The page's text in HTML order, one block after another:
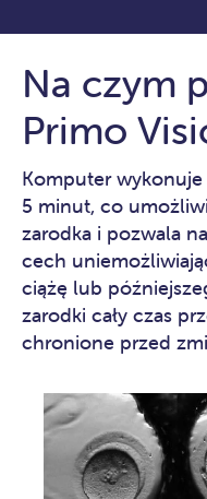
Na czym
Primo
Komputer
5 minut, co
zarodka i pozwala
cech
ciążę lub
zarodki cały czas
chronione przed